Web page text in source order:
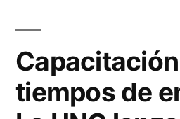
agendar
cuando
tiempos de